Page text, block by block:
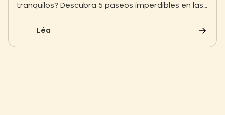
tranquilos? Descubra 5 paseos imperdibles en las
salvaje y patrimonio secreto.
Léa